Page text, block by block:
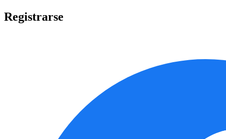
Registrarse